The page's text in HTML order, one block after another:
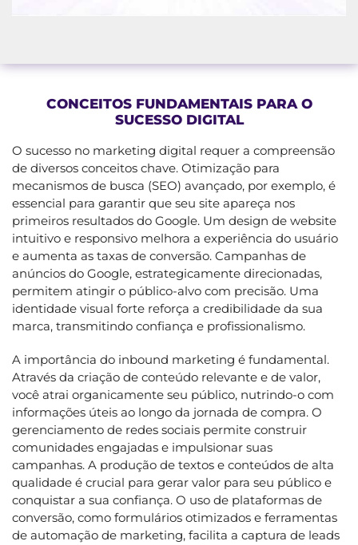
CONCEITOS FUNDAMENTAIS PARA O
SUCESSO DIGITAL
O sucesso no marketing digital requer a compreensão
de diversos conceitos chave. Otimização para
mecanismos de busca (SEO) avançado, por exemplo, é
essencial para garantir que seu site apareça nos
primeiros resultados do Google. Um design de website
intuitivo e responsivo melhora a experiência do usuário
e aumenta as taxas de conversão. Campanhas de
anúncios do Google, estrategicamente direcionadas,
permitem atingir o público-alvo com precisão. Uma
identidade visual forte reforça a credibilidade da sua
marca, transmitindo confiança e profissionalismo.
A importância do inbound marketing é fundamental.
Através da criação de conteúdo relevante e de valor,
você atrai organicamente seu público, nutrindo-o com
informações úteis ao longo da jornada de compra. O
gerenciamento de redes sociais permite construir
comunidades engajadas e impulsionar suas
campanhas. A produção de textos e conteúdos de alta
qualidade é crucial para gerar valor para seu público e
conquistar a sua confiança. O uso de plataformas de
conversão, como formulários otimizados e ferramentas
de automação de marketing, facilita a captura de leads